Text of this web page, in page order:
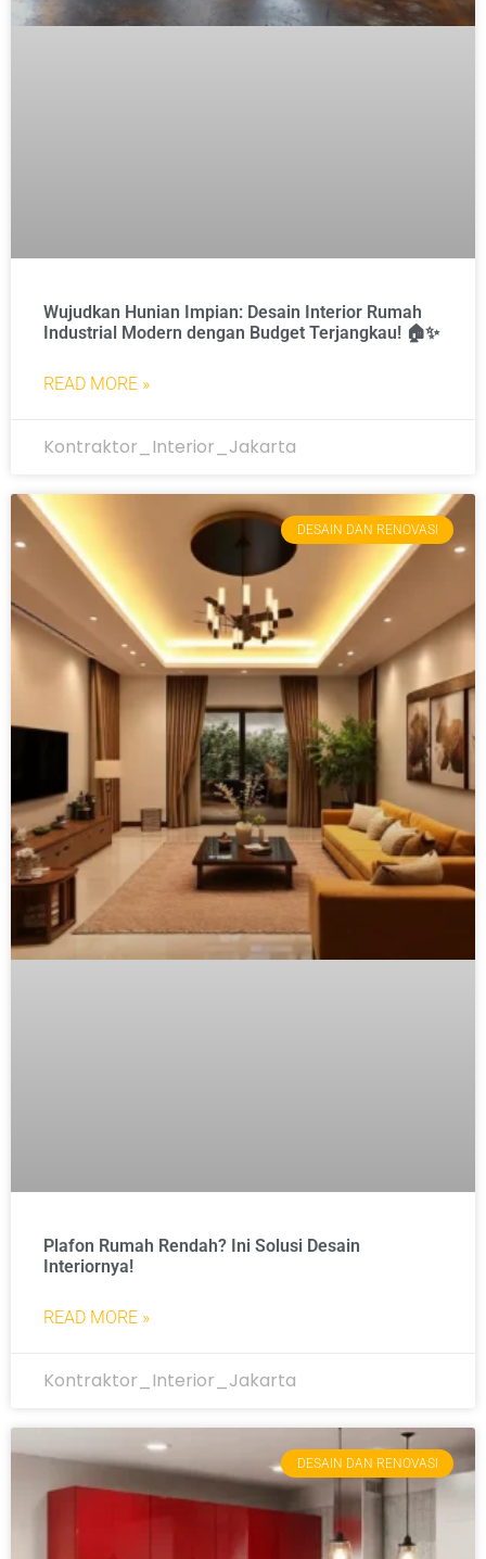
Wujudkan Hunian Impian: Desain Interior Rumah
Industrial Modern dengan Budget Terjangkau! 🏠✨
READ MORE »
Kontraktor_Interior_Jakarta
DESAIN DAN RENOVASI
Plafon Rumah Rendah? Ini Solusi Desain
Interiornya!
READ MORE »
Kontraktor_Interior_Jakarta
DESAIN DAN RENOVASI